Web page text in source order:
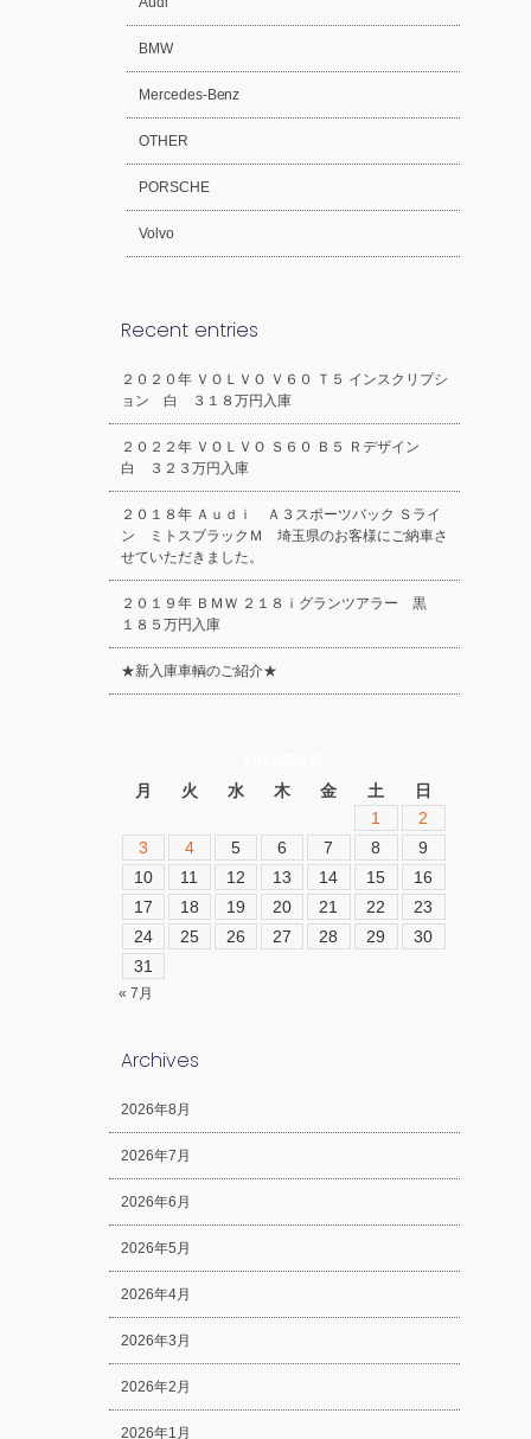
BMW
Mercedes-Benz
OTHER
PORSCHE
Volvo
Recent entries
２０２０年 ＶＯＬＶＯ Ｖ６０ Ｔ５ インスクリプシ
ョン 白 ３１８万円入庫
２０２２年 ＶＯＬＶＯ Ｓ６０ Ｂ５ Ｒデザイン
白 ３２３万円入庫
２０１８年 Ａｕｄｉ Ａ３スポーツバック Ｓライ
ン ミトスブラックＭ 埼玉県のお客様にご納車さ
せていただきました。
２０１９年 ＢＭＷ ２１８ｉグランツアラー 黒
１８５万円入庫
★新入庫車輌のご紹介★
月
火 水 木 金 土
日
1
2
3
4 5 6 7 8
9
10
11 12 13 14 15
16
17
18 19 20 21 22
23
24
25 26 27 28 29
30
31
« 7月
Archives
2026年8月
2026年7月
2026年6月
2026年5月
2026年4月
2026年3月
2026年2月
2026年1月